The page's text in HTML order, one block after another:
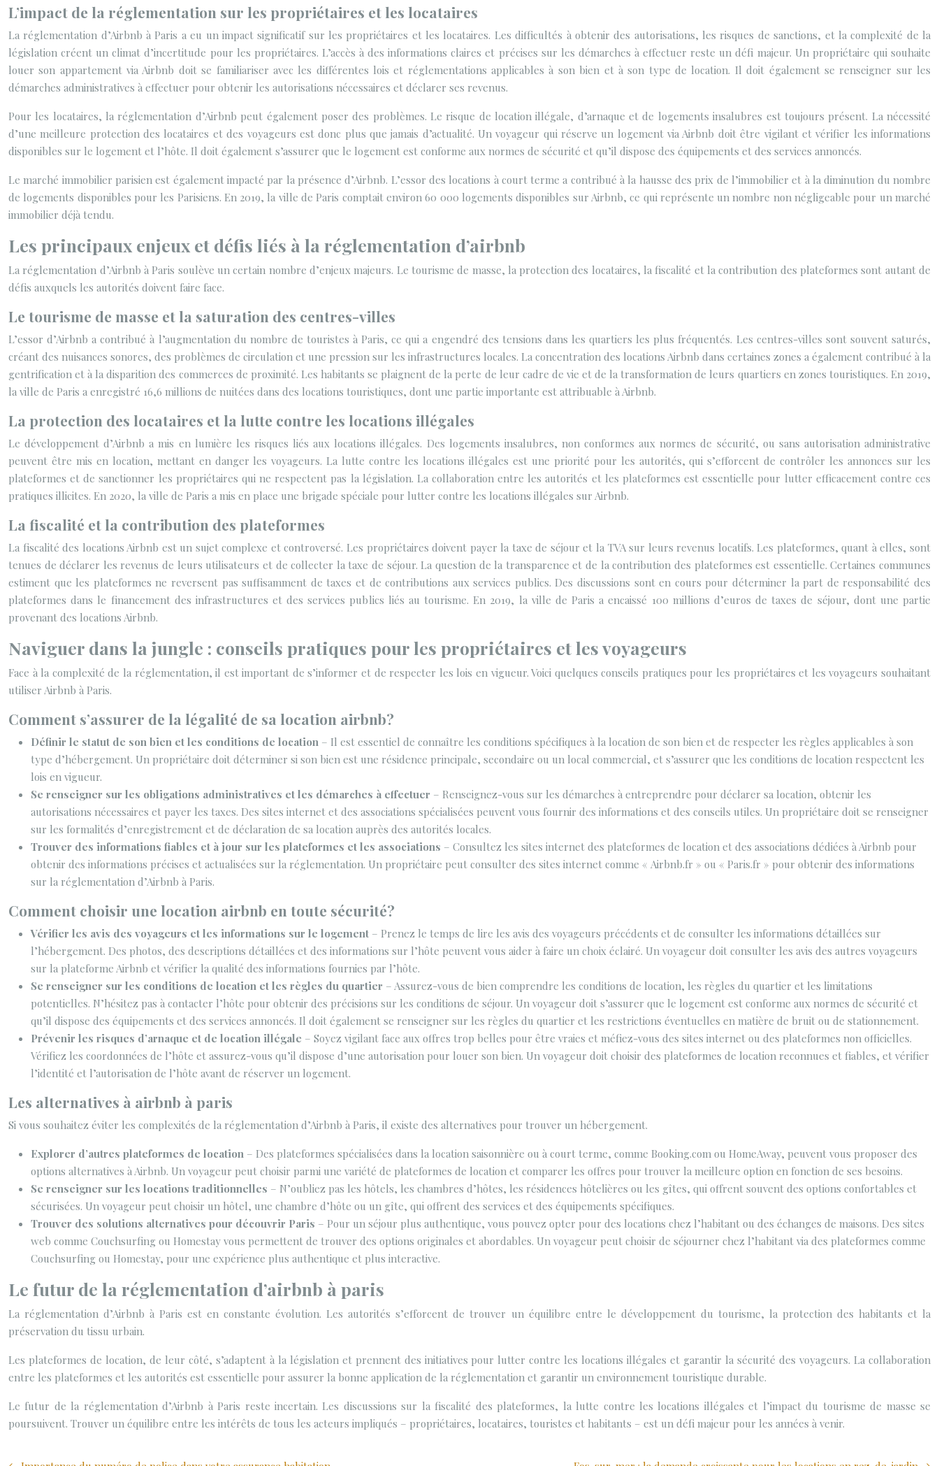
L’impact de la réglementation sur les propriétaires et les locataires
La réglementation d’Airbnb à Paris a eu un impact significatif sur les propriétaires et les locataires. Les difficultés à obtenir des autorisations, les risques de sanctions, et la complexité de la
législation créent un climat d’incertitude pour les propriétaires. L’accès à des informations claires et précises sur les démarches à effectuer reste un défi majeur. Un propriétaire qui souhaite
louer son appartement via Airbnb doit se familiariser avec les différentes lois et réglementations applicables à son bien et à son type de location. Il doit également se renseigner sur les
démarches administratives à effectuer pour obtenir les autorisations nécessaires et déclarer ses revenus.
Pour les locataires, la réglementation d’Airbnb peut également poser des problèmes. Le risque de location illégale, d’arnaque et de logements insalubres est toujours présent. La nécessité
d’une meilleure protection des locataires et des voyageurs est donc plus que jamais d’actualité. Un voyageur qui réserve un logement via Airbnb doit être vigilant et vérifier les informations
disponibles sur le logement et l’hôte. Il doit également s’assurer que le logement est conforme aux normes de sécurité et qu’il dispose des équipements et des services annoncés.
Le marché immobilier parisien est également impacté par la présence d’Airbnb. L’essor des locations à court terme a contribué à la hausse des prix de l’immobilier et à la diminution du nombre
de logements disponibles pour les Parisiens. En 2019, la ville de Paris comptait environ 60 000 logements disponibles sur Airbnb, ce qui représente un nombre non négligeable pour un marché
immobilier déjà tendu.
Les principaux enjeux et défis liés à la réglementation d’airbnb
La réglementation d’Airbnb à Paris soulève un certain nombre d’enjeux majeurs. Le tourisme de masse, la protection des locataires, la fiscalité et la contribution des plateformes sont autant de
défis auxquels les autorités doivent faire face.
Le tourisme de masse et la saturation des centres-villes
L’essor d’Airbnb a contribué à l’augmentation du nombre de touristes à Paris, ce qui a engendré des tensions dans les quartiers les plus fréquentés. Les centres-villes sont souvent saturés,
créant des nuisances sonores, des problèmes de circulation et une pression sur les infrastructures locales. La concentration des locations Airbnb dans certaines zones a également contribué à la
gentrification et à la disparition des commerces de proximité. Les habitants se plaignent de la perte de leur cadre de vie et de la transformation de leurs quartiers en zones touristiques. En 2019,
la ville de Paris a enregistré 16,6 millions de nuitées dans des locations touristiques, dont une partie importante est attribuable à Airbnb.
La protection des locataires et la lutte contre les locations illégales
Le développement d’Airbnb a mis en lumière les risques liés aux locations illégales. Des logements insalubres, non conformes aux normes de sécurité, ou sans autorisation administrative
peuvent être mis en location, mettant en danger les voyageurs. La lutte contre les locations illégales est une priorité pour les autorités, qui s’efforcent de contrôler les annonces sur les
plateformes et de sanctionner les propriétaires qui ne respectent pas la législation. La collaboration entre les autorités et les plateformes est essentielle pour lutter efficacement contre ces
pratiques illicites. En 2020, la ville de Paris a mis en place une brigade spéciale pour lutter contre les locations illégales sur Airbnb.
La fiscalité et la contribution des plateformes
La fiscalité des locations Airbnb est un sujet complexe et controversé. Les propriétaires doivent payer la taxe de séjour et la TVA sur leurs revenus locatifs. Les plateformes, quant à elles, sont
tenues de déclarer les revenus de leurs utilisateurs et de collecter la taxe de séjour. La question de la transparence et de la contribution des plateformes est essentielle. Certaines communes
estiment que les plateformes ne reversent pas suffisamment de taxes et de contributions aux services publics. Des discussions sont en cours pour déterminer la part de responsabilité des
plateformes dans le financement des infrastructures et des services publics liés au tourisme. En 2019, la ville de Paris a encaissé 100 millions d’euros de taxes de séjour, dont une partie
provenant des locations Airbnb.
Naviguer dans la jungle : conseils pratiques pour les propriétaires et les voyageurs
Face à la complexité de la réglementation, il est important de s’informer et de respecter les lois en vigueur. Voici quelques conseils pratiques pour les propriétaires et les voyageurs souhaitant
utiliser Airbnb à Paris.
Comment s’assurer de la légalité de sa location airbnb?
Définir le statut de son bien et les conditions de location – Il est essentiel de connaître les conditions spécifiques à la location de son bien et de respecter les règles applicables à son
type d’hébergement. Un propriétaire doit déterminer si son bien est une résidence principale, secondaire ou un local commercial, et s’assurer que les conditions de location respectent les
lois en vigueur.
Se renseigner sur les obligations administratives et les démarches à effectuer – Renseignez-vous sur les démarches à entreprendre pour déclarer sa location, obtenir les
autorisations nécessaires et payer les taxes. Des sites internet et des associations spécialisées peuvent vous fournir des informations et des conseils utiles. Un propriétaire doit se renseigner
sur les formalités d’enregistrement et de déclaration de sa location auprès des autorités locales.
Trouver des informations fiables et à jour sur les plateformes et les associations – Consultez les sites internet des plateformes de location et des associations dédiées à Airbnb pour
obtenir des informations précises et actualisées sur la réglementation. Un propriétaire peut consulter des sites internet comme « Airbnb.fr » ou « Paris.fr » pour obtenir des informations
sur la réglementation d’Airbnb à Paris.
Comment choisir une location airbnb en toute sécurité?
Vérifier les avis des voyageurs et les informations sur le logement – Prenez le temps de lire les avis des voyageurs précédents et de consulter les informations détaillées sur
l’hébergement. Des photos, des descriptions détaillées et des informations sur l’hôte peuvent vous aider à faire un choix éclairé. Un voyageur doit consulter les avis des autres voyageurs
sur la plateforme Airbnb et vérifier la qualité des informations fournies par l’hôte.
Se renseigner sur les conditions de location et les règles du quartier – Assurez-vous de bien comprendre les conditions de location, les règles du quartier et les limitations
potentielles. N’hésitez pas à contacter l’hôte pour obtenir des précisions sur les conditions de séjour. Un voyageur doit s’assurer que le logement est conforme aux normes de sécurité et
qu’il dispose des équipements et des services annoncés. Il doit également se renseigner sur les règles du quartier et les restrictions éventuelles en matière de bruit ou de stationnement.
Prévenir les risques d’arnaque et de location illégale – Soyez vigilant face aux offres trop belles pour être vraies et méfiez-vous des sites internet ou des plateformes non officielles.
Vérifiez les coordonnées de l’hôte et assurez-vous qu’il dispose d’une autorisation pour louer son bien. Un voyageur doit choisir des plateformes de location reconnues et fiables, et vérifier
l’identité et l’autorisation de l’hôte avant de réserver un logement.
Les alternatives à airbnb à paris
Si vous souhaitez éviter les complexités de la réglementation d’Airbnb à Paris, il existe des alternatives pour trouver un hébergement.
Explorer d’autres plateformes de location – Des plateformes spécialisées dans la location saisonnière ou à court terme, comme Booking.com ou HomeAway, peuvent vous proposer des
options alternatives à Airbnb. Un voyageur peut choisir parmi une variété de plateformes de location et comparer les offres pour trouver la meilleure option en fonction de ses besoins.
Se renseigner sur les locations traditionnelles – N’oubliez pas les hôtels, les chambres d’hôtes, les résidences hôtelières ou les gîtes, qui offrent souvent des options confortables et
sécurisées. Un voyageur peut choisir un hôtel, une chambre d’hôte ou un gîte, qui offrent des services et des équipements spécifiques.
Trouver des solutions alternatives pour découvrir Paris – Pour un séjour plus authentique, vous pouvez opter pour des locations chez l’habitant ou des échanges de maisons. Des sites
web comme Couchsurfing ou Homestay vous permettent de trouver des options originales et abordables. Un voyageur peut choisir de séjourner chez l’habitant via des plateformes comme
Couchsurfing ou Homestay, pour une expérience plus authentique et plus interactive.
Le futur de la réglementation d’airbnb à paris
La réglementation d’Airbnb à Paris est en constante évolution. Les autorités s’efforcent de trouver un équilibre entre le développement du tourisme, la protection des habitants et la
préservation du tissu urbain.
Les plateformes de location, de leur côté, s’adaptent à la législation et prennent des initiatives pour lutter contre les locations illégales et garantir la sécurité des voyageurs. La collaboration
entre les plateformes et les autorités est essentielle pour assurer la bonne application de la réglementation et garantir un environnement touristique durable.
Le futur de la réglementation d’Airbnb à Paris reste incertain. Les discussions sur la fiscalité des plateformes, la lutte contre les locations illégales et l’impact du tourisme de masse se
poursuivent. Trouver un équilibre entre les intérêts de tous les acteurs impliqués – propriétaires, locataires, touristes et habitants – est un défi majeur pour les années à venir.